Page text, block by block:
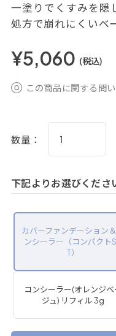
一塗りでくすみを隠
処方で崩れにくいベ
¥5,060 (税込)
この商品に関する問
数量：
下記よりお選びくださ
カバーファンデーション
ンシーラー（コンパクト
T）
コンシーラー(オレンジベ
ジュ) リフィル 3g